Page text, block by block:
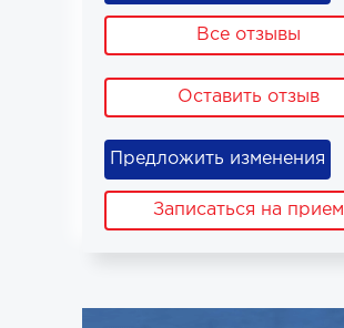
Все отзывы
Оставить отзыв
Предложить изменения
Записаться на прием